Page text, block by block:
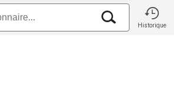
Historique